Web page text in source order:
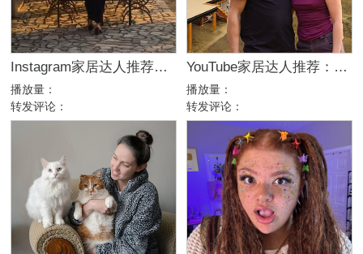
Instagram家居达人推荐：法国庄园生活博主，高端品牌合作优选
播放量：
转发评论：
YouTube家居达人推荐：加拿大DIY建筑生活kol博主
播放量：
转发评论：